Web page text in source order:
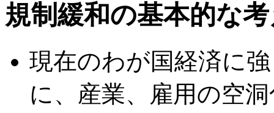
規制緩和の基本的な
現在のわが国経済に
に、産業、雇用の空